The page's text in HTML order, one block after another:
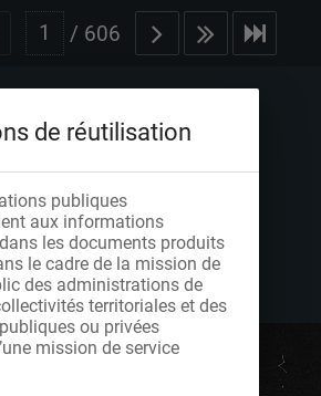
/ 606
de réutilisation
publiques
aux informations
les documents produits
le cadre de la mission de
des administrations de
territoriales et des
ou privées
mission de service